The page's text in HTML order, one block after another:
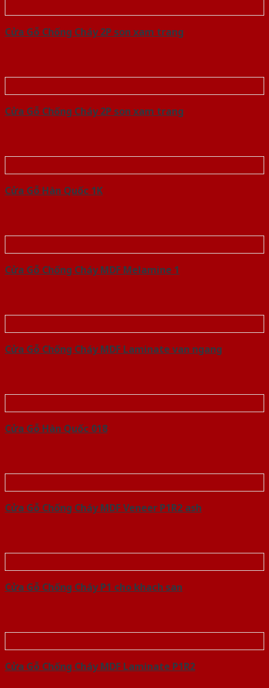
Cửa Gỗ Chống Cháy 2P son xam trang
Cửa Gỗ Chống Cháy 2P son xam trang
Cửa Gỗ Hàn Quốc 1K
Cửa Gỗ Chống Cháy MDF Melamine 1
Cửa Gỗ Chống Cháy MDF Laminate van ngang
Cửa Gỗ Hàn Quốc 018
Cửa Gỗ Chống Cháy MDF Veneer P1R2 ash
Cửa Gỗ Chống Cháy P1 cho khach san
Cửa Gỗ Chống Cháy MDF Laminate P1R2